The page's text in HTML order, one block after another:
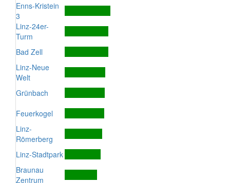
Enns-Kristein
3
Linz-24er-
Turm
Bad Zell
Linz-Neue
Welt
Grünbach
Feuerkogel
Linz-
Römerberg
Linz-Stadtpark
Braunau
Zentrum